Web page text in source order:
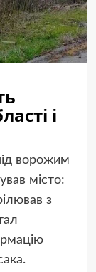
і
ворожим
місто:
з